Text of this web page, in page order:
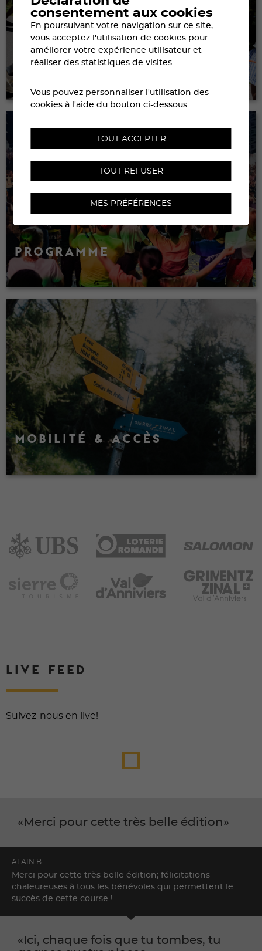
OÙ VOIR LA COURSE
PROGRAMME
MOBILITÉ & ACCÈS
LIVE FEED
Suivez-nous en live!
Merci pour cette très belle édition
ALAIN B.
Merci pour cette très belle édition; félicitations
chaleureuses à tous les bénévoles qui permettent le
succès de cette course !
Ici, chaque fois que tu tombes, tu
consentement aux cookies
En poursuivant votre navigation sur ce site,
vous acceptez l'utilisation de cookies pour
améliorer votre expérience utilisateur et
réaliser des statistiques de visites.
Vous pouvez personnaliser l'utilisation des
cookies à l'aide du bouton ci-dessous.
TOUT ACCEPTER
TOUT REFUSER
MES PRÉFÉRENCES